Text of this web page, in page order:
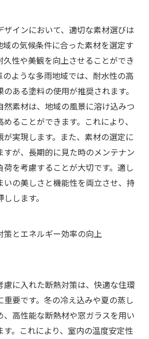
ザインにおいて、適切な素材選びは
域の気候条件に合った素材を選定す
久性や美観を向上させることができ
のような多雨地域では、耐水性の高
ある塗料の使用が推奨されます。
然素材は、地域の風景に溶け込みつ
ることができます。これにより、
実現します。また、素材の選定に
すが、長期的に見た時のメンテナン
を考慮することが大切です。適し
いの美しさと機能性を両立させ、持
します。
策とエネルギー効率の向上
慮に入れた断熱対策は、快適な住環
要です。冬の冷え込みや夏の蒸し
、高性能な断熱材や窓ガラスを用い
す。これにより、室内の温度安定性